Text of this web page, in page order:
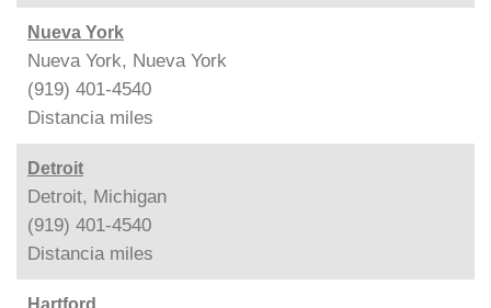
Nueva York
Nueva York, Nueva York
(919) 401-4540
Distancia miles
Detroit
Detroit, Michigan
(919) 401-4540
Distancia miles
Hartford